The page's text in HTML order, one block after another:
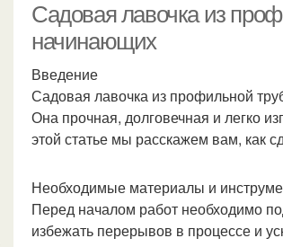
Садовая лавочка из
начинающих
Введение
Садовая лавочка из профильной
Она прочная, долговечная и легко
этой статье мы расскажем вам, как
Необходимые материалы и
Перед началом работ необходимо
избежать перерывов в процессе и